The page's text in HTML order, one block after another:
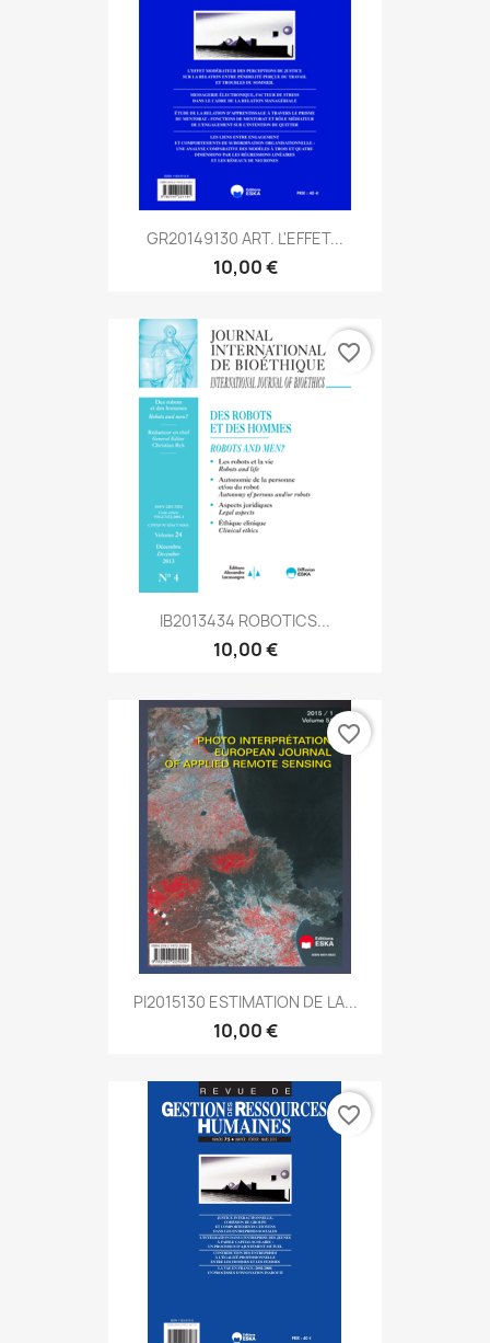
GR20149130 ART. L'EFFET...
10,00 €
IB2013434 ROBOTICS...
10,00 €
favorite_border
PI2015130 ESTIMATION DE LA...
10,00 €
favorite_border
favorite_border